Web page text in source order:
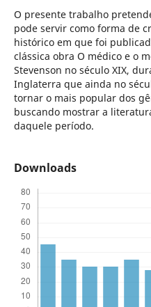
O presente trabalho
pode servir como forma de
histórico em que foi
clássica obra O médico e o
Stevenson no século XIX,
Inglaterra que ainda no
tornar o mais popular dos
buscando mostrar a
daquele período.
Downloads